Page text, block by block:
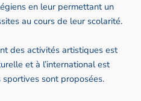
en leur permettant un
au cours de leur scolarité.
des activités artistiques est
et à l’international est
sont proposées.